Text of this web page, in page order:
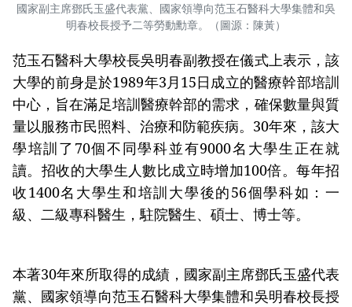
國家副主席鄧氏玉盛代表黨、國家領導向范玉石醫科大學集體和吳
明春校長授予二等勞動勳章。（圖源：陳黃）
范玉石醫科大學校長吳明春副教授在儀式上表示，該
大學的前身是於1989年3月15日成立的醫療幹部培訓
中心，旨在滿足培訓醫療幹部的需求，確保數量與質
量以服務市民照料、治療和防範疾病。30年來，該大
學培訓了70個不同學科並有9000名大學生正在就
讀。招收的大學生人數比成立時增加100倍。每年招
收1400名大學生和培訓大學後的56個學科如：一
級、二級專科醫生，駐院醫生、碩士、博士等。
本著30年來所取得的成績，國家副主席鄧氏玉盛代表
黨、國家領導向范玉石醫科大學集體和吳明春校長授